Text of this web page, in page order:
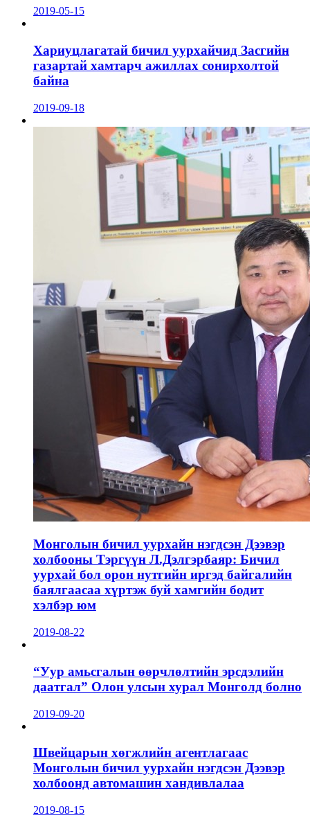
2019-05-15
Хариуцлагатай бичил уурхайчид Засгийн
газартай хамтарч ажиллах сонирхолтой
байна
2019-09-18
Монголын бичил уурхайн нэгдсэн Дээвэр
холбооны Тэргүүн Л.Дэлгэрбаяр: Бичил
уурхай бол орон нутгийн иргэд байгалийн
баялгаасаа хүртэж буй хамгийн бодит
хэлбэр юм
2019-08-22
“Уур амьсгалын өөрчлөлтийн эрсдэлийн
даатгал” Олон улсын хурал Монголд болно
2019-09-20
Швейцарын хөгжлийн агентлагаас
Монголын бичил уурхайн нэгдсэн Дээвэр
холбоонд автомашин хандивлалаа
2019-08-15